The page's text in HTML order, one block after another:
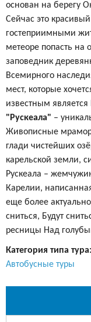
основан на берегу
Сейчас это
гостеприимными
метеоре попасть на
заповедник
Всемирного
мест, которые
известным
"Рускеала" –
Живописные
глади чистейших
карельской земли,
Рускеала –
Карелии,
еще более
сниться, Будут
pесницы Над
Категория типа тура:
Автобусные туры